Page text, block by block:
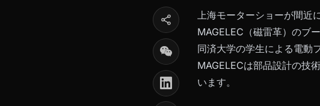
上海モーターショーが間近
MAGELEC（磁雷革）のブ
同済大学の学生による電動
MAGELECは部品設計の技
います。